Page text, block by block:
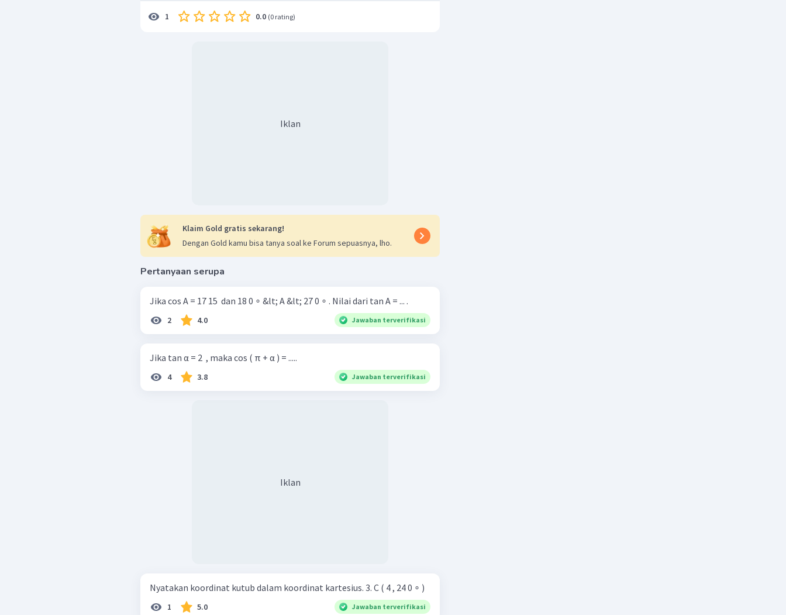
1 0.0 (0 rating)
Iklan
Klaim Gold gratis sekarang!
Dengan Gold kamu bisa tanya soal ke Forum sepuasnya, lho.
Pertanyaan serupa
Jika cos A = 17 15 ​ dan 18 0 ∘ &lt; A &lt; 27 0 ∘ . Nilai dari tan A = ... .
2 4.0 Jawaban terverifikasi
Jika tan α = 2 ​ , maka cos ( π + α ) = .....
4 3.8 Jawaban terverifikasi
Iklan
Nyatakan koordinat kutub dalam koordinat kartesius. 3. C ( 4 , 24 0 ∘ )
1 5.0 Jawaban terverifikasi